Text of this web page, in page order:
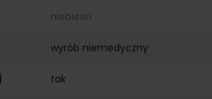
niebieski
wyrób niemedyczny
tak